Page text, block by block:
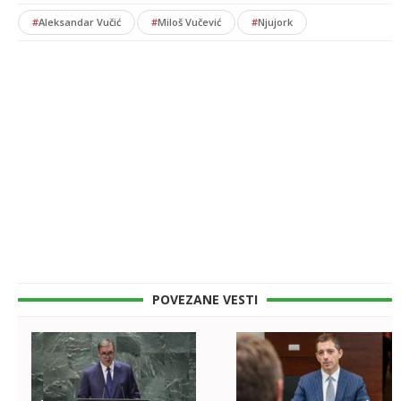
#Aleksandar Vučić #Miloš Vučević #Njujork
POVEZANE VESTI